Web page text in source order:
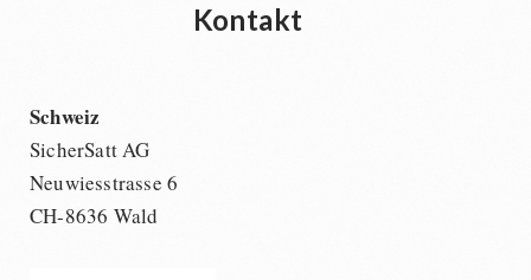
Kontakt
Schweiz
SicherSatt AG
Neuwiesstrasse 6
CH-8636 Wald